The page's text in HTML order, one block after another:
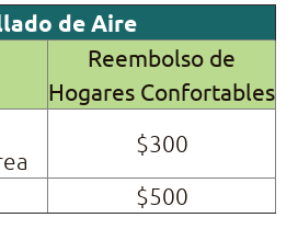
de Aire
Reembolso de
Hogares Confortables
$300
$500